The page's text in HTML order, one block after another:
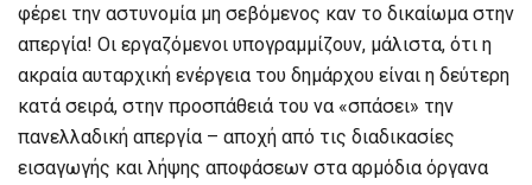
φέρει την αστυνομία μη σεβόμενος καν το δικαίωμα στην
απεργία! Οι εργαζόμενοι υπογραμμίζουν, μάλιστα, ότι η
ακραία αυταρχική ενέργεια του δημάρχου είναι η δεύτερη
κατά σειρά, στην προσπάθειά του να «σπάσει» την
πανελλαδική απεργία – αποχή από τις διαδικασίες
εισαγωγής και λήψης αποφάσεων στα αρμόδια όργανα